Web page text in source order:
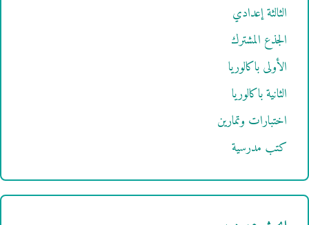
الثالثة إعدادي
الجذع المشترك
الأولى باكالوريا
الثانية باكالوريا
اختبارات وتمارين
كتب مدرسية